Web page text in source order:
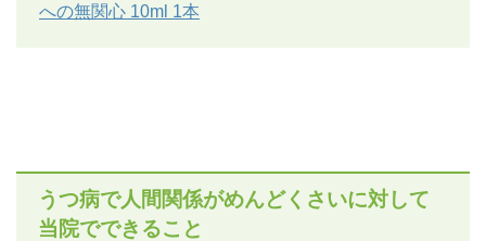
への無関心 10ml 1本
うつ病で人間関係がめんどくさいに対して
当院でできること